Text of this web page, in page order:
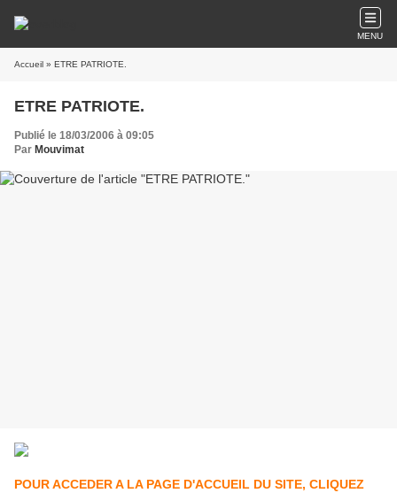
MENU
Accueil » ETRE PATRIOTE.
ETRE PATRIOTE.
Publié le 18/03/2006 à 09:05
Par Mouvimat
POUR ACCEDER A LA PAGE D'ACCUEIL DU SITE, CLIQUEZ